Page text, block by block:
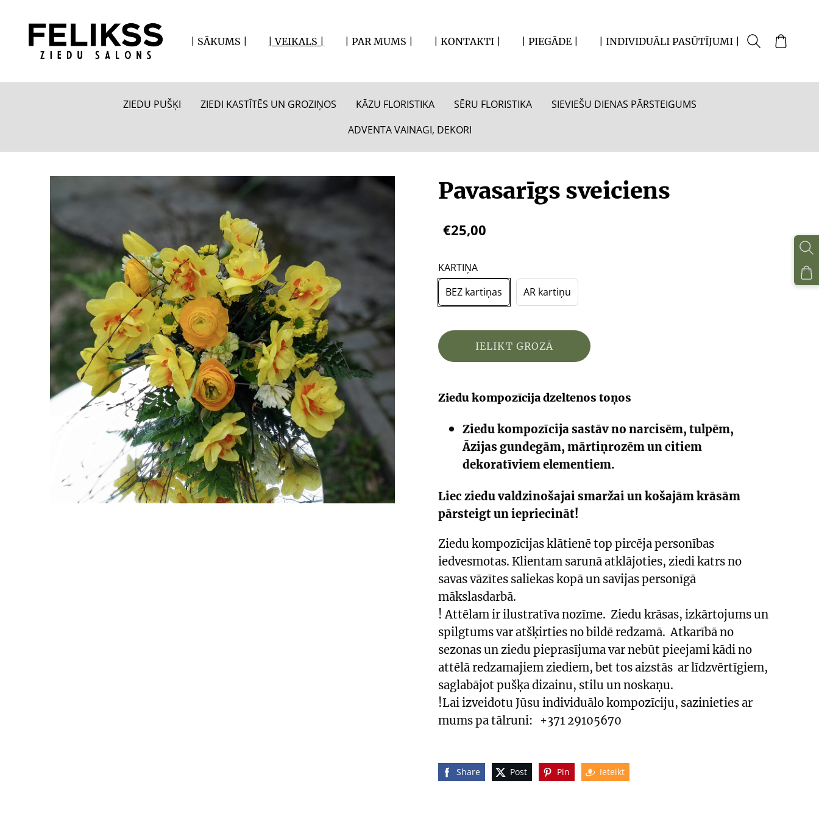
| SĀKUMS | | VEIKALS | | PAR MUMS | | KONTAKTI | | PIEGĀDE | | INDIVIDUĀLI PASŪTĪJUMI |
ZIEDU PUŠĶI ZIEDI KASTĪTĒS UN GROZIŅOS KĀZU FLORISTIKA SĒRU FLORISTIKA
SIEVIEŠU DIENAS PĀRSTEIGUMS
ADVENTA VAINAGI, DEKORI
Pavasarīgs sveiciens
€25,00
KARTIŅA
BEZ kartiņas
AR kartiņu
IELIKT GROZĀ
Ziedu kompozīcija dzeltenos toņos
Ziedu kompozīcija sastāv no narcisēm, tulpēm,
Āzijas gundegām, mārtiņrozēm un citiem
dekoratīviem elementiem.
Liec ziedu valdzinošajai smaržai un košajām krāsām
pārsteigt un iepriecināt!
Ziedu kompozīcijas klātienē top pircēja personības
iedvesmotas. Klientam sarunā atklājoties, ziedi katrs no
savas vāzītes saliekas kopā un savijas personīgā
mākslasdarbā.
! Attēlam ir ilustratīva nozīme. Ziedu krāsas, izkārtojums un
spilgtums var atšķirties no bildē redzamā. Atkarībā no
sezonas un ziedu pieprasījuma var nebūt pieejami kādi no
attēlā redzamajiem ziediem, bet tos aizstās ar līdzvērtīgiem,
saglabājot pušķa dizainu, stilu un noskaņu.
!Lai izveidotu Jūsu individuālo kompozīciju, sazinieties ar
mums pa tālruni:
+371 29105670
Share Post Pin Ieteikt